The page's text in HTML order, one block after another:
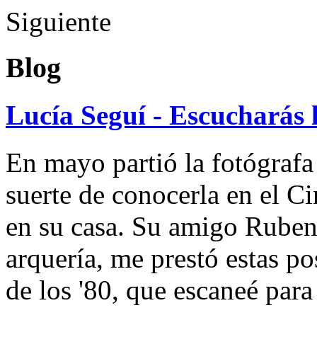
Siguiente
Blog
Lucía Seguí - Escucharás
En mayo partió la
suerte de conocerla en el
en su casa. Su amigo
arquería, me prestó estas
de los '80, que escaneé